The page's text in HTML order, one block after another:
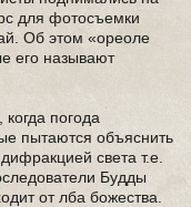
для фотосъемки
Об этом «ореоле
его называют
погода
пытаются объяснить
света т.е.
Будды
от лба божества.